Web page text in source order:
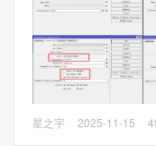
138.0.3351.55 又去
解决方法
1、在浏览器搜索框输入
可。
RouterOS v7在路由
星之宇 2025-11-15